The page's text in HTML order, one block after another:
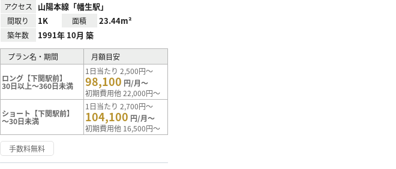
アクセス 山陽本線「幡生駅」
間取り 1K 面積 23.44m²
築年数 1991年 10月 築
プラン名・期間 月額目安
ロング【下関駅前】
30日以上～360日未満
1日当たり 2,500円～
98,100 円/月～
初期費用他 22,000円～
ショート【下関駅前】
～30日未満
1日当たり 2,700円～
104,100 円/月～
初期費用他 16,500円～
手数料無料